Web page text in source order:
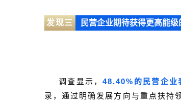
发现三 民营企业期待获得更高能
调查显示，48.40%的民营企业
录，通过明确发展方向与重点扶持